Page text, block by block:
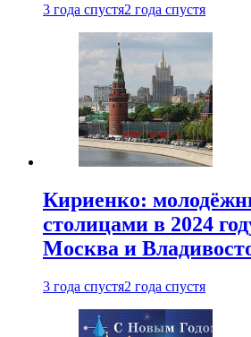
3 года спустя2 года спустя
Кириенко:
столицами в 2024
Москва и
3 года спустя2 года спустя